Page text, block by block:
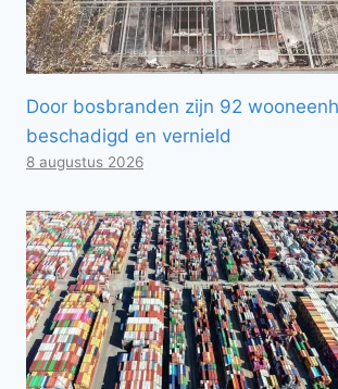
Door bosbranden zijn 92
beschadigd en vernield
8 augustus 2026